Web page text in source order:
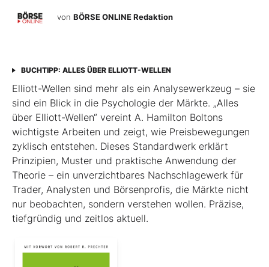
von BÖRSE ONLINE Redaktion
BUCHTIPP: ALLES ÜBER ELLIOTT-WELLEN
Elliott-Wellen sind mehr als ein Analysewerkzeug – sie
sind ein Blick in die Psychologie der Märkte. „Alles
über Elliott-Wellen“ vereint A. Hamilton Boltons
wichtigste Arbeiten und zeigt, wie Preisbewegungen
zyklisch entstehen. Dieses Standardwerk erklärt
Prinzipien, Muster und praktische Anwendung der
Theorie – ein unverzichtbares Nachschlagewerk für
Trader, Analysten und Börsenprofis, die Märkte nicht
nur beobachten, sondern verstehen wollen. Präzise,
tiefgründig und zeitlos aktuell.